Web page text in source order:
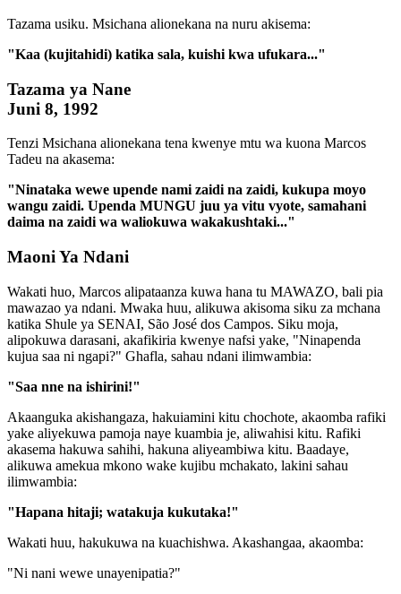
Tazama usiku. Msichana alionekana na nuru akisema:
"Kaa (kujitahidi) katika sala, kuishi kwa ufukara..."
Tazama ya Nane
Juni 8, 1992
Tenzi Msichana alionekana tena kwenye mtu wa kuona Marcos
Tadeu na akasema:
"Ninataka wewe upende nami zaidi na zaidi, kukupa moyo
wangu zaidi. Upenda MUNGU juu ya vitu vyote, samahani
daima na zaidi wa waliokuwa wakakushtaki..."
Maoni Ya Ndani
Wakati huo, Marcos alipataanza kuwa hana tu MAWAZO, bali pia
mawazao ya ndani. Mwaka huu, alikuwa akisoma siku za mchana
katika Shule ya SENAI, São José dos Campos. Siku moja,
alipokuwa darasani, akafikiria kwenye nafsi yake, "Ninapenda
kujua saa ni ngapi?" Ghafla, sahau ndani ilimwambia:
"Saa nne na ishirini!"
Akaanguka akishangaza, hakuiamini kitu chochote, akaomba rafiki
yake aliyekuwa pamoja naye kuambia je, aliwahisi kitu. Rafiki
akasema hakuwa sahihi, hakuna aliyeambiwa kitu. Baadaye,
alikuwa amekua mkono wake kujibu mchakato, lakini sahau
ilimwambia:
"Hapana hitaji; watakuja kukutaka!"
Wakati huu, hakukuwa na kuachishwa. Akashangaa, akaomba:
"Ni nani wewe unayenipatia?"